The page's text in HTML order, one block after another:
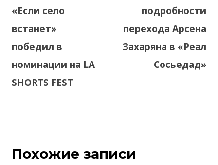
«Если село
встанет»
победил в
номинации на LA
SHORTS FEST
подробности
перехода Арсена
Захаряна в «Реал
Сосьедад»
Похожие записи